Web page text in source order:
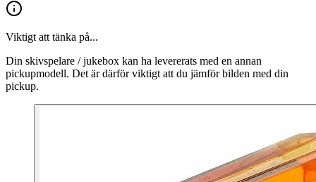
Viktigt att tänka på...
Din skivspelare / jukebox kan ha levererats med en annan
pickupmodell. Det är därför viktigt att du jämför bilden med din
pickup.